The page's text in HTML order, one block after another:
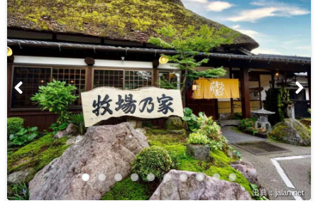
出典：jalan.net